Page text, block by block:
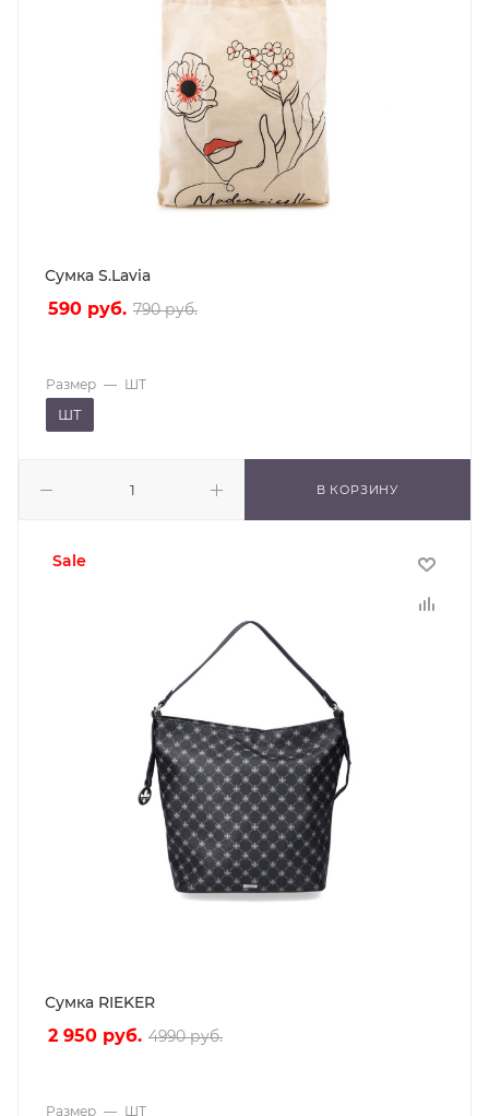
Сумка S.Lavia
590 руб. 790руб.
В КОРЗИНУ
Размер — ШТ
ШТ
sale
Сумка RIEKER
2 950 руб. 4990руб.
Размер — ШТ